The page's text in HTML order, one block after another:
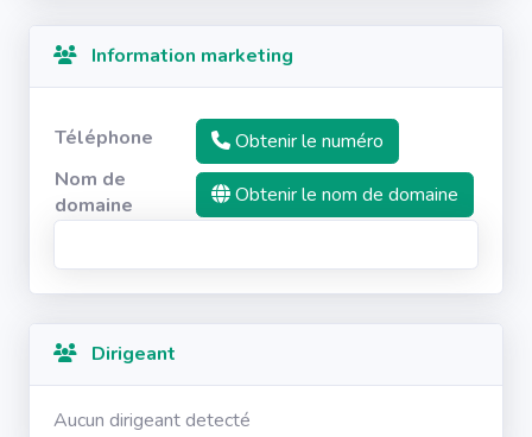
Information marketing
Téléphone
Obtenir le numéro
Nom de
domaine
Obtenir le nom de domaine
Dirigeant
Aucun dirigeant detecté